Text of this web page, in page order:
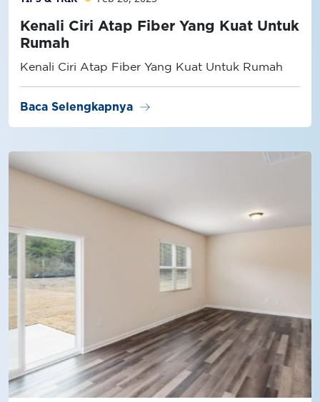
Kenali Ciri Atap Fiber Yang Kuat Untuk
Rumah
Kenali Ciri Atap Fiber Yang Kuat Untuk Rumah
Baca Selengkapnya arrow_right_alt